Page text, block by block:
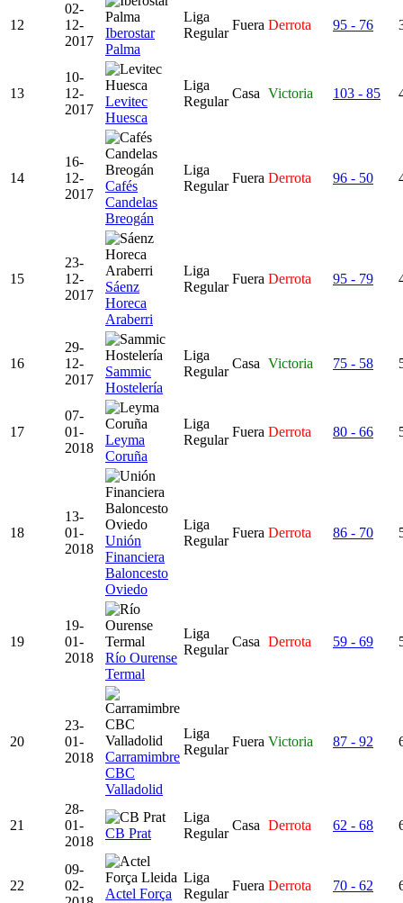
12
02-
12-
2017
Iberostar
Palma
Liga
Regular
Fuera Derrota 95 - 76
13
10-
12-
2017
Levitec
Huesca
Liga
Regular
Casa Victoria 103 - 85
14
16-
12-
2017
Cafés
Candelas
Breogán
Liga
Regular
Fuera Derrota 96 - 50
15
23-
12-
2017
Sáenz
Horeca
Araberri
Liga
Regular
Fuera Derrota 95 - 79
16
29-
12-
2017
Sammic
Hostelería
Liga
Regular
Casa Victoria 75 - 58
17
07-
01-
2018
Leyma
Coruña
Liga
Regular
Fuera Derrota 80 - 66
18
13-
01-
2018
Unión
Financiera
Baloncesto
Oviedo
Liga
Regular
Fuera Derrota 86 - 70
19
19-
01-
2018
Río Ourense
Termal
Liga
Regular
Casa Derrota 59 - 69
20
23-
01-
2018
Carramimbre
CBC
Valladolid
Liga
Regular
Fuera Victoria 87 - 92
21
28-
01-
2018
CB Prat
Liga
Regular
Casa Derrota 62 - 68
22
09-
02-
Actel Força
Liga
Regular
Fuera Derrota 70 - 62